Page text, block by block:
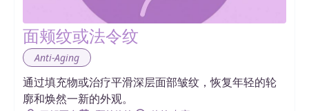
面颊纹或法令纹
Anti-Aging
通过填充物或治疗平滑深层面部皱纹，恢复年轻的轮
廓和焕然一新的外观。